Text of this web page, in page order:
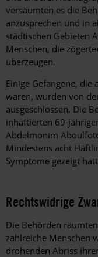
versäumten es die
anzusprechen und in
städtischen Gebieten
Menschen, die
überzeugen.
Einige Gefangene,
waren, wurden von
ausgeschlossen. Die
inhaftierten 69-
Abdelmonim
Mindestens acht
Symptome gezeigt
Rechtswidrige
Die Behörden
zahlreiche Menschen
drohenden Abriss